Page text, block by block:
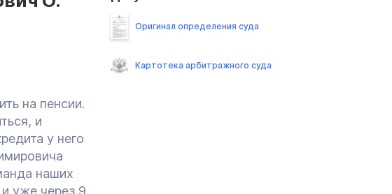
на пенсии.
и
у него
наших
уже через 9
Оригинал определения суда
Картотека арбитражного суда